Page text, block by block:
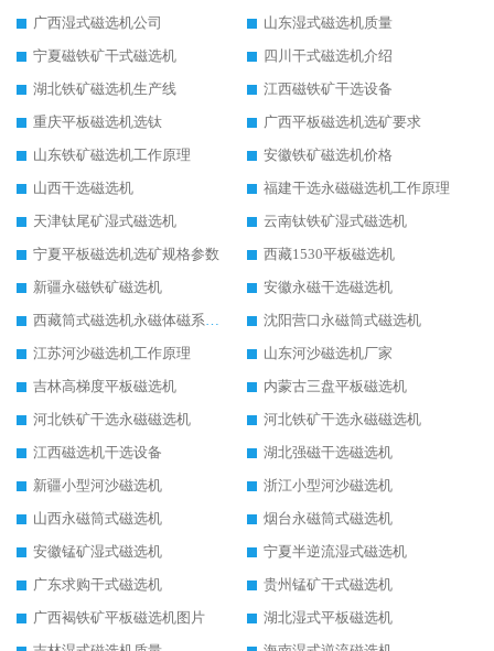
广西湿式磁选机公司
山东湿式磁选机质量
宁夏磁铁矿干式磁选机
四川干式磁选机介绍
湖北铁矿磁选机生产线
江西磁铁矿干选设备
重庆平板磁选机选钛
广西平板磁选机选矿要求
山东铁矿磁选机工作原理
安徽铁矿磁选机价格
山西干选磁选机
福建干选永磁磁选机工作原理
天津钛尾矿湿式磁选机
云南钛铁矿湿式磁选机
宁夏平板磁选机选矿规格参数
西藏1530平板磁选机
新疆永磁铁矿磁选机
安徽永磁干选磁选机
西藏筒式磁选机永磁体磁系设计
沈阳营口永磁筒式磁选机
江苏河沙磁选机工作原理
山东河沙磁选机厂家
吉林高梯度平板磁选机
内蒙古三盘平板磁选机
河北铁矿干选永磁磁选机
河北铁矿干选永磁磁选机
江西磁选机干选设备
湖北强磁干选磁选机
新疆小型河沙磁选机
浙江小型河沙磁选机
山西永磁筒式磁选机
烟台永磁筒式磁选机
安徽锰矿湿式磁选机
宁夏半逆流湿式磁选机
广东求购干式磁选机
贵州锰矿干式磁选机
广西褐铁矿平板磁选机图片
湖北湿式平板磁选机